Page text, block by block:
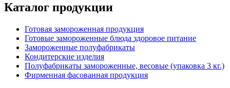
Каталог продукции
Готовая замороженная продукция
Готовые замороженные блюда здоровое питание
Замороженные полуфабрикаты
Кондитерские изделия
Полуфабрикаты замороженные, весовые (упаковка 3 кг.)
Фирменная фасованная продукция